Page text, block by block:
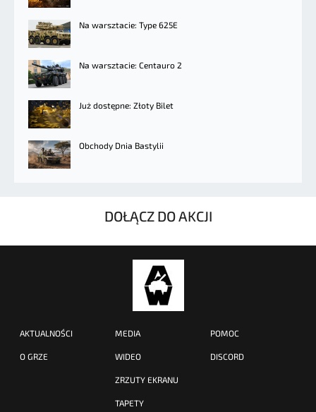
Na warsztacie: Type 625E
Na warsztacie: Centauro 2
Już dostępne: Złoty Bilet
Obchody Dnia Bastylii
DOŁĄCZ DO AKCJI
AKTUALNOŚCI
O GRZE
MEDIA
WIDEO
ZRZUTY EKRANU
TAPETY
POMOC
DISCORD